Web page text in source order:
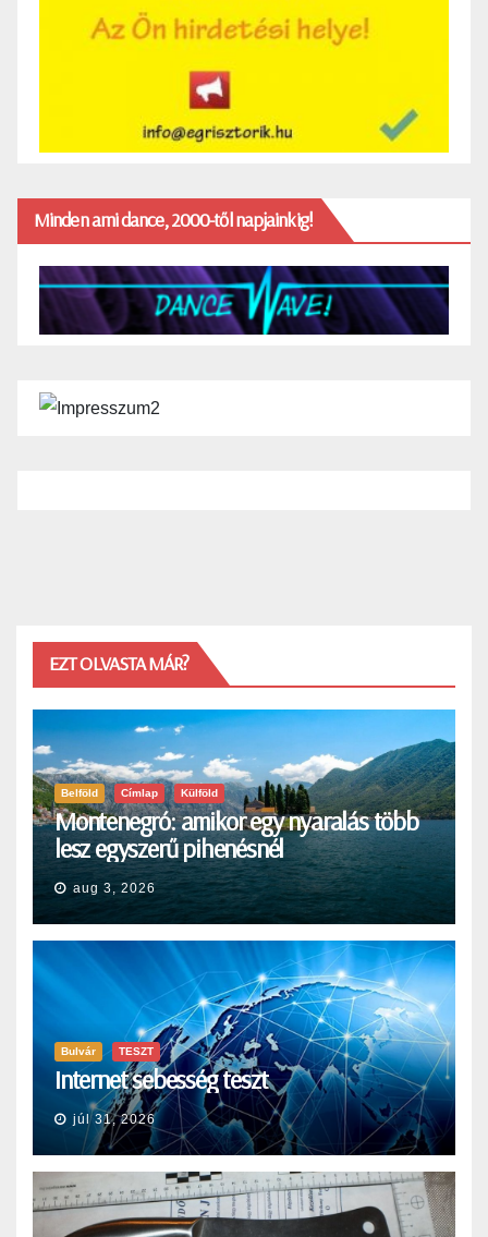
Minden ami dance, 2000-től napjainkig!
EZT OLVASTA MÁR?
Belföld Címlap Külföld
Montenegró: amikor egy nyaralás több
lesz egyszerű pihenésnél
aug 3, 2026
Bulvár TESZT
Internet sebesség teszt
júl 31, 2026